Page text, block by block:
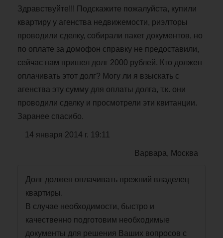
Здравствуйте!!! Подскажите пожалуйста, купили
квартиру у агенства недвижемости, риэлторы
проводили сделку, собирали пакет документов, но
по оплате за домофон справку не предоставили,
сейчас нам пришел долг 2000 рублей. Кто должен
оплачивать этот долг? Могу ли я взыскать с
агенства эту сумму для оплаты долга, т.к. они
проводили сделку и просмотрели эти квитанции.
Заранее спасибо.
14 января 2014 г. 19:11
Варвара, Москва
Долг должен оплачивать прежний владелец
квартиры.
В случае необходимости, быстро и
качественно подготовим необходимые
документы для решения Ваших вопросов с